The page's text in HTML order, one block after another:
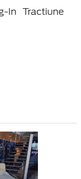
In
Tractiune